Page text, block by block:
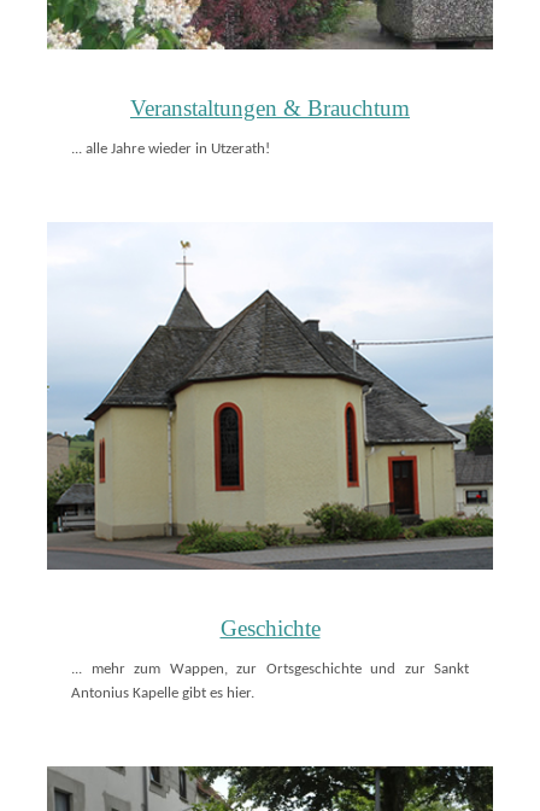
Veranstaltungen & Brauchtum
... alle Jahre wieder in Utzerath!
Geschichte
... mehr zum Wappen, zur Ortsgeschichte und zur Sankt
Antonius Kapelle gibt es hier.